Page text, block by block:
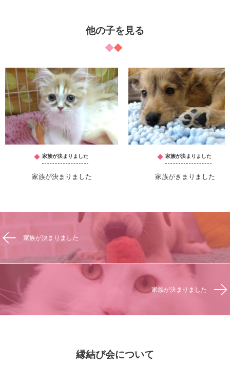
他の子を見る
家族が決まりました
家族が決まりました
家族が決まりました
家族がきまりました
家族が決まりました
家族が決まりました
縁結び会について